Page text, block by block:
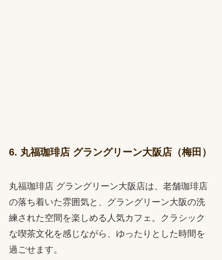
6. 丸福珈琲店 グラングリーン大阪店（梅田）
丸福珈琲店 グラングリーン大阪店は、老舗珈琲店
の落ち着いた雰囲気と、グラングリーン大阪の洗
練された空間を楽しめる人気カフェ。クラシック
な喫茶文化を感じながら、ゆったりとした時間を
過ごせます。